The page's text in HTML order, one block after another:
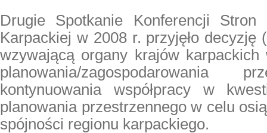
Drugie Spotkanie Konferencji Stron
Karpackiej w 2008 r. przyjęło decyzję
wzywającą organy krajów karpackich
planowania/zagospodarowania
kontynuowania współpracy w
planowania przestrzennego w celu
spójności regionu karpackiego.